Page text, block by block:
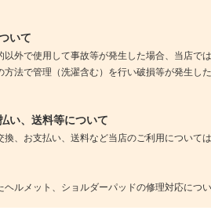
いて
以外で使用して事故等が発生した場合、当店で
方法で管理（洗濯含む）を行い破損等が発生し
い、送料等について
換、お支払い、送料など当店のご利用については
ヘルメット、ショルダーパッドの修理対応につ